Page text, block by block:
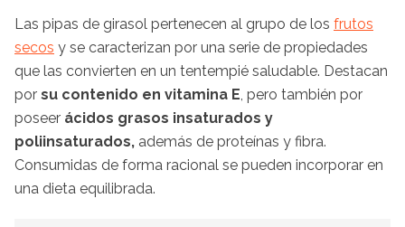
Las pipas de girasol pertenecen al grupo de los frutos
secos y se caracterizan por una serie de propiedades
que las convierten en un tentempié saludable. Destacan
por su contenido en vitamina E, pero también por
poseer ácidos grasos insaturados y
poliinsaturados, además de proteínas y fibra.
Consumidas de forma racional se pueden incorporar en
una dieta equilibrada.